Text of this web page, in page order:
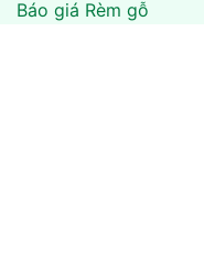
Báo giá Rèm gỗ